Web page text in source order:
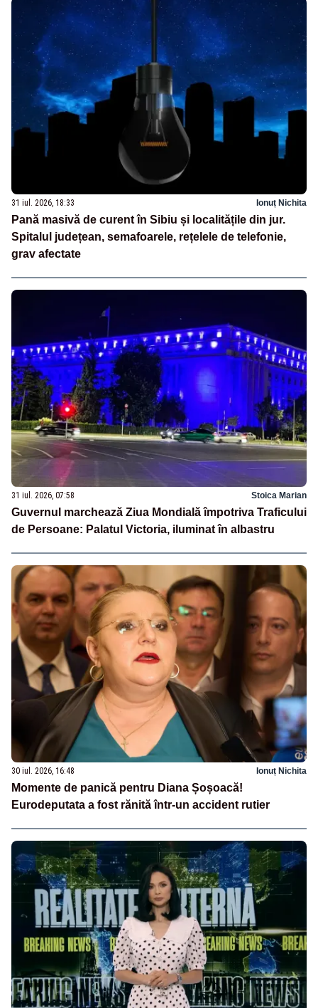
31 iul. 2026, 18:33 Ionuț Nichita
Pană masivă de curent în Sibiu și localitățile din jur.
Spitalul județean, semafoarele, rețelele de telefonie,
grav afectate
31 iul. 2026, 07:58 Stoica Marian
Guvernul marchează Ziua Mondială împotriva Traficului
de Persoane: Palatul Victoria, iluminat în albastru
30 iul. 2026, 16:48 Ionuț Nichita
Momente de panică pentru Diana Șoșoacă!
Eurodeputata a fost rănită într-un accident rutier